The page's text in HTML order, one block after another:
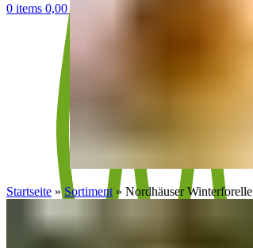
0 items 0,00
Startseite » Sortiment » Nordhäuser Winterforelle